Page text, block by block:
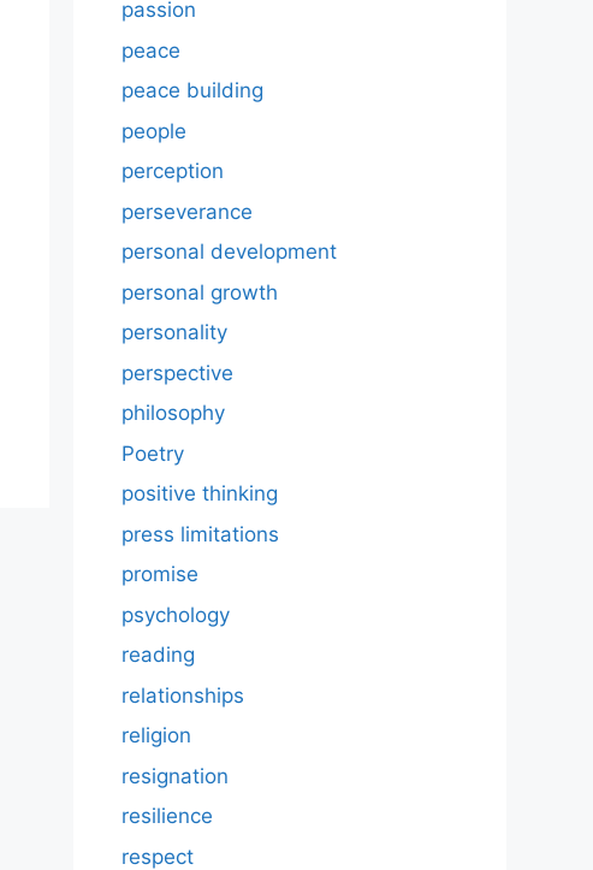
passion
peace
peace building
people
perception
perseverance
personal development
personal growth
personality
perspective
philosophy
Poetry
positive thinking
press limitations
promise
psychology
reading
relationships
religion
resignation
resilience
respect